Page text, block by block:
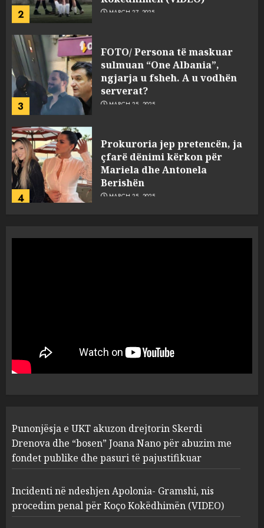
2 MARCH 27, 2025
3
FOTO/ Persona të maskuar
sulmuan “One Albania”,
ngjarja u fsheh. A u vodhën
serverat?
MARCH 25, 2025
4
Prokuroria jep pretencën, ja
çfarë dënimi kërkon për
Mariela dhe Antonela
Berishën
MARCH 25, 2025
1
“bosen” Joana Nano për
abuzim me fondet publike dhe
pasuri të pajustifikuar
2
Apolonia- Gramshi, nis
procedim penal për Koço
Kokëdhimën (VIDEO)
MARCH 27, 2025
FOTO/ Persona të maskuar
sulmuan “One Albania”,
Punonjësja e UKT akuzon drejtorin Skerdi
Drenova dhe “bosen” Joana Nano për abuzim me
fondet publike dhe pasuri të pajustifikuar
Incidenti në ndeshjen Apolonia- Gramshi, nis
procedim penal për Koço Kokëdhimën (VIDEO)